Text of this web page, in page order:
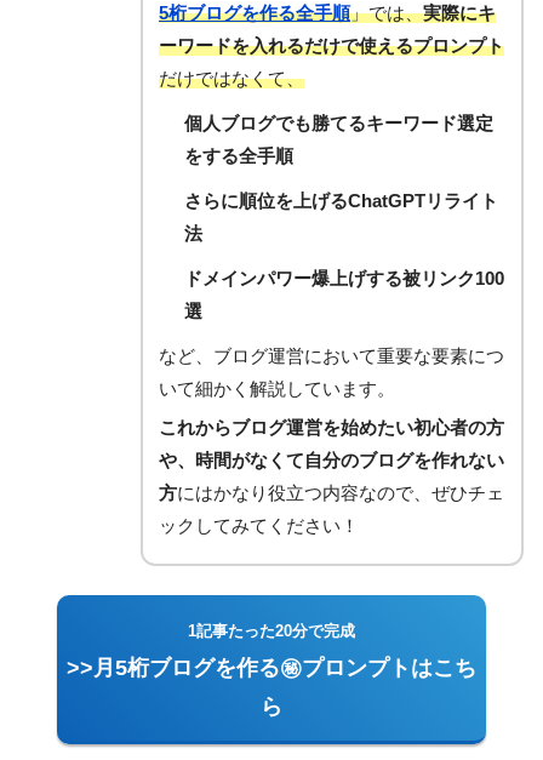
5桁ブログを作る全手順」では、実際にキ
ーワードを入れるだけで使えるプロンプト
だけではなくて、
個人ブログでも勝てるキーワード選定
をする全手順
さらに順位を上げるChatGPTリライト
法
ドメインパワー爆上げする被リンク100
選
など、ブログ運営において重要な要素につ
いて細かく解説しています。
これからブログ運営を始めたい初心者の方
や、時間がなくて自分のブログを作れない
方にはかなり役立つ内容なので、ぜひチェ
ックしてみてください！
1記事たった20分で完成
>>月5桁ブログを作る㊙プロンプトはこち
ら